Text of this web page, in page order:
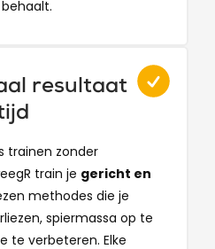
resultaat
trainen zonder
train je gericht en
methodes die je
spiermassa op te
te verbeteren. Elke